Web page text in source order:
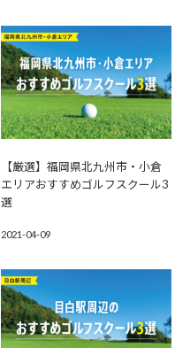
【厳選】福岡県北九州市・小倉
エリアおすすめゴルフスクール3
選
2021-04-09